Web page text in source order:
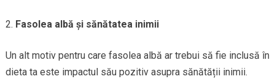
Fasolea albă și sănătatea inimii
Un alt motiv pentru care fasolea albă ar trebui să fie inclusă în
dieta ta este impactul său pozitiv asupra sănătății inimii.